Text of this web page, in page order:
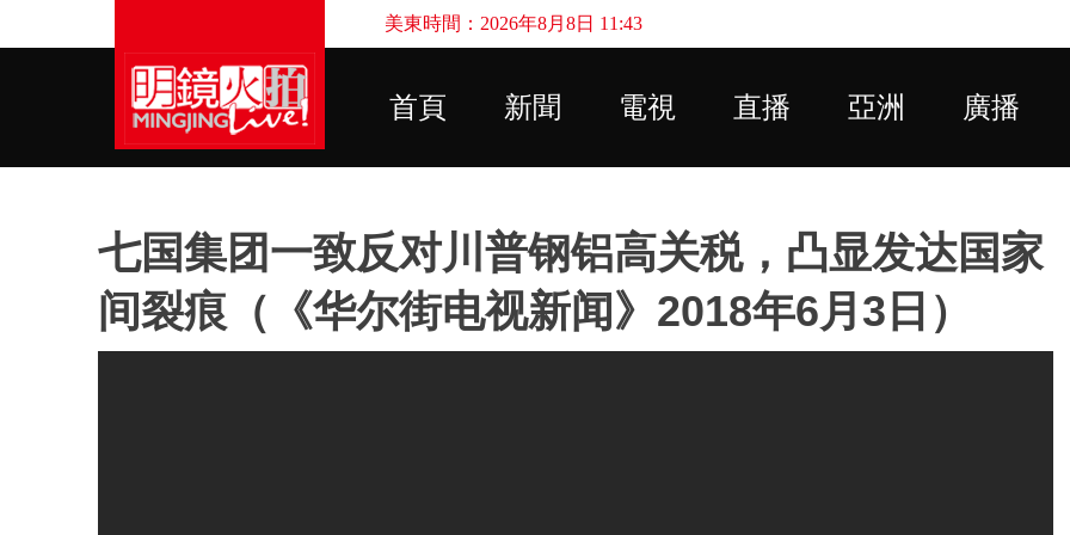
美東時間：2026年8月8日 11:43
首頁 新聞 電視 直播 亞洲 廣播
七国集团一致反对川普钢铝高关税，凸显发达国家
间裂痕（《华尔街电视新闻》2018年6月3日）